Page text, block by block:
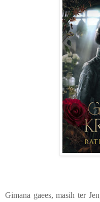
Gimana gaees, masih ter